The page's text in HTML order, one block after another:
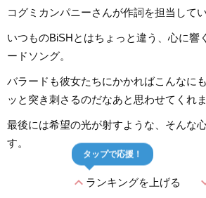
コグミカンパニーさんが作詞を担当してい
いつものBiSHとはちょっと違う、心に響
ードソング。
バラードも彼女たちにかかればこんなに
ッと突き刺さるのだなあと思わせてくれま
最後には希望の光が射すような、そんな
す。
expand_lessランキングを上げる
タップで応援！